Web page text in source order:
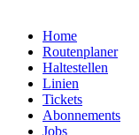
Home
Routenplaner
Haltestellen
Linien
Tickets
Abonnements
Jobs